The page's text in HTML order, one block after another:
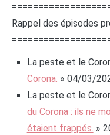
Rappel des épisodes
La peste et le
Corona. » 04/03/
La peste et le
du Corona : ils ne
étaient frappés. »